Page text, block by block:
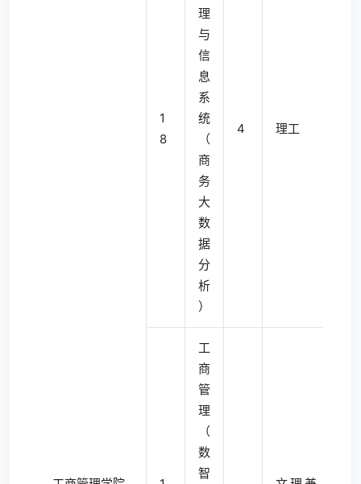
1
8
理
与
信
息
系
统
（
商
务
大
数
据
分
析
）
4 理工
工
商
管
理
（
数
智